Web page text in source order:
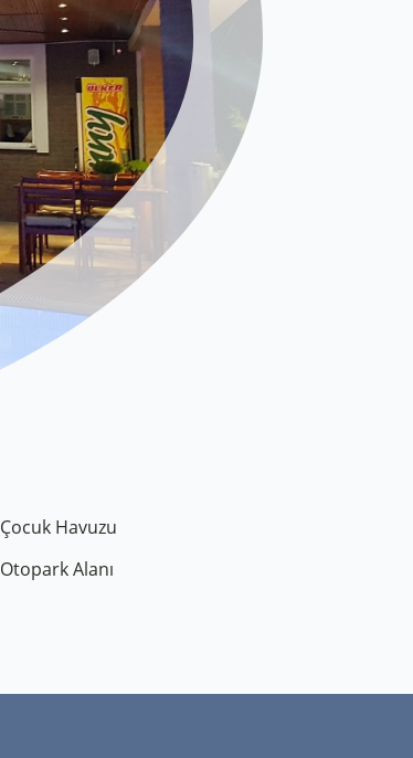
Çocuk Havuzu
Otopark Alanı